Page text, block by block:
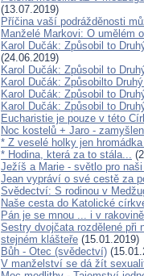
(13.07.2019)
Příčina vaší podrážděnosti
Manželé Markovi: O umělém
Karol Dučák: Způsobil to
(24.06.2019)
Karol Dučák: Způsobil to
Karol Dučák: Způsobilto
Karol Dučák: Způsobil to
Karol Dučák: Způsobil to
Eucharistie je pouze v této
Noc kostelů + Jaro -
* Z veselé holky jen
* Hodina, která za to stála...
Ježíš a Marie - světlo pro
Jean vypráví o své cestě za
Svědectví: S rodinou v
Naše cesta do Katolické
Pán je se mnou ... i v
Sestry dvojčata rozdělené při
stejném klášteře (15.01.2019)
Bůh - Otec (svědectví)
V manželství se dá žít